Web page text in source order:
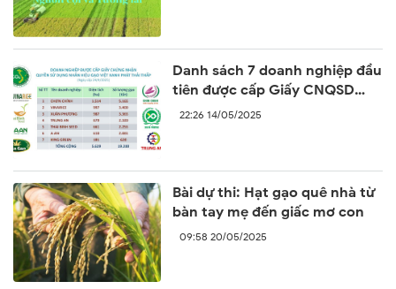
Danh sách 7 doanh nghiệp đầu
tiên được cấp Giấy CNQSD
nhãn hiệu “Gạo Việt xanh phát
22:26 14/05/2025
Bài dự thi: Hạt gạo quê nhà từ
bàn tay mẹ đến giấc mơ con
09:58 20/05/2025